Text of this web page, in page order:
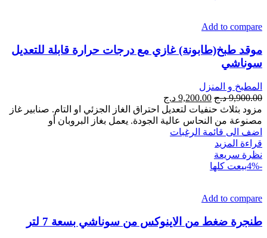
Add to compare
موقد طبخ(طابونة) غازي مع درجات حرارة قابلة للتعديل
سوناشي
المطبخ و المنزل
9,900.00 د.ج السعر
الأصلي
هو:
9,900.00 د.ج.
9,200.00 د.ج
الحالي
هو:
مزود بثلاث حنفيات لتعديل احتراق الغاز الجزئي او التام. صنابير غاز
مصنوعة من النحاس عالية الجودة. يعمل بغاز البروبان أو
اضف الى قائمة الرغبات
قراءة المزيد
نظرة سريعة
-4%
بيعت كلها
Add to compare
طنجرة ضغط من الاينوكس من سوناشي بسعة 7 لتر